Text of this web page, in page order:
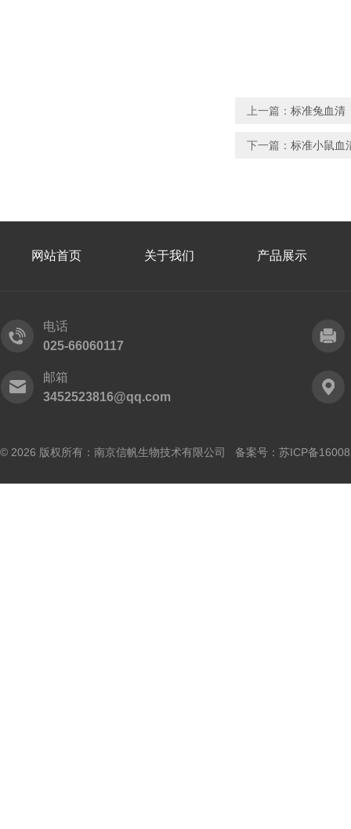
上一篇： 标准兔血清
下一篇： 标准小鼠血
网站首页 关于我们 产品展示
电话
025-66060117
邮箱
3452523816@qq.com
© 2026 版权所有：南京信帆生物技术有限公司 备案号： 苏ICP备